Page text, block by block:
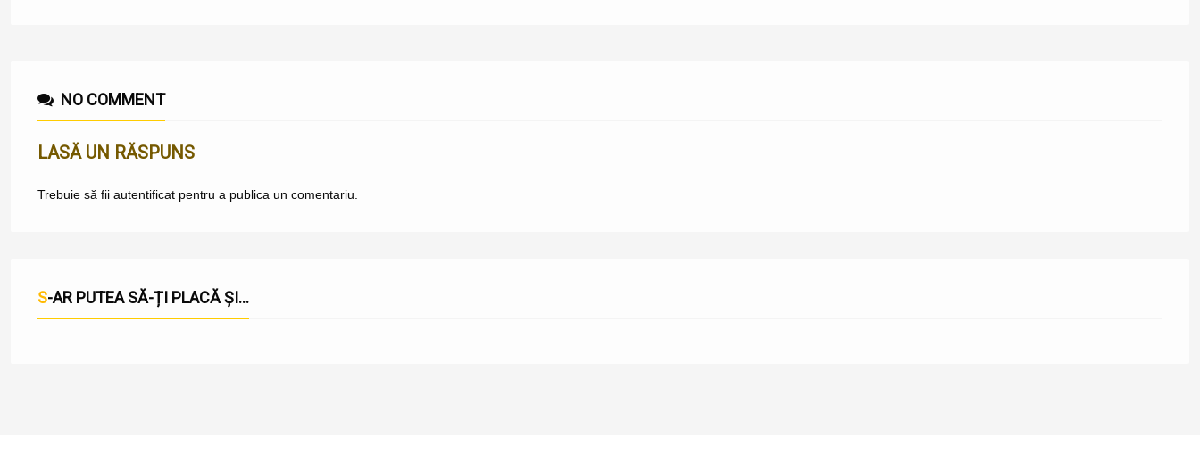
NO COMMENT
LASĂ UN RĂSPUNS
Trebuie să fii autentificat pentru a publica un comentariu.
S-AR PUTEA SĂ-ȚI PLACĂ ȘI...